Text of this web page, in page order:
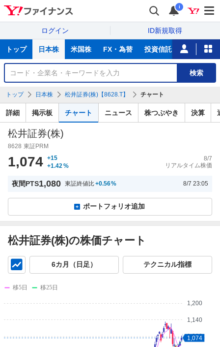
i
ログイン ID新規取得
サ
トップ 日本株 米国株 FX・為替 投資信託 ニュース
銘
検
索
検索
トップ 日本株 松井証券(株)【8628.T】 チャート
詳細 掲示板 チャート ニュース 株つぶやき 決算
松井証券(株)
8628 東証PRM
1,074 +15
+1.42 %
8/7
リアルタイム株価
夜間PTS1,080 東証終値比+0.56% 8/7 23:05
ポートフォリオ追加
松井証券(株)の株価チャート
6カ月（日足） テクニカル指標
1,080
1,140
1,200
1,074
移5日 移25日